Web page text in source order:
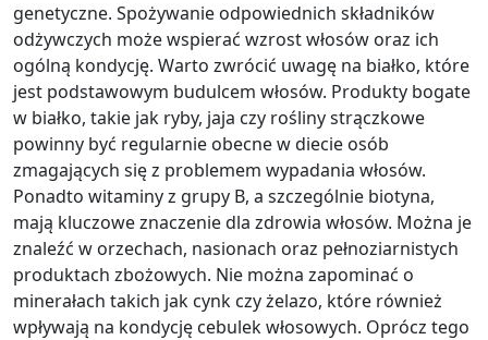
genetyczne. Spożywanie odpowiednich składników
odżywczych może wspierać wzrost włosów oraz ich
ogólną kondycję. Warto zwrócić uwagę na białko, które
jest podstawowym budulcem włosów. Produkty bogate
w białko, takie jak ryby, jaja czy rośliny strączkowe
powinny być regularnie obecne w diecie osób
zmagających się z problemem wypadania włosów.
Ponadto witaminy z grupy B, a szczególnie biotyna,
mają kluczowe znaczenie dla zdrowia włosów. Można je
znaleźć w orzechach, nasionach oraz pełnoziarnistych
produktach zbożowych. Nie można zapominać o
minerałach takich jak cynk czy żelazo, które również
wpływają na kondycję cebulek włosowych. Oprócz tego